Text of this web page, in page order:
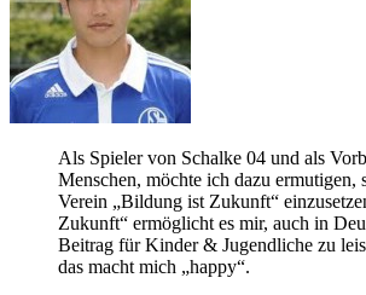
Als Spie­ler von Schalke 04 und als
Men­schen, möchte ich dazu ermu­ti­gen,
Ver­ein „Bil­dung ist Zukunft“
Zukunft“ ermög­licht es mir, auch in
Bei­trag für Kin­der & Jugend­li­che zu
das macht mich „happy“.